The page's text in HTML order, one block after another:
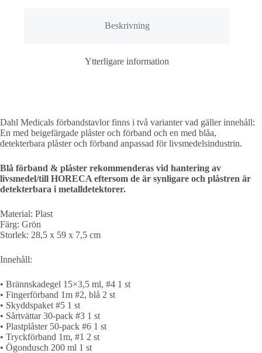
Beskrivning
Ytterligare information
Dahl Medicals förbandstavlor finns i två varianter vad gäller innehåll:
En med beigefärgade plåster och förband och en med blåa,
detekterbara plåster och förband anpassad för livsmedelsindustrin.
Blå förband & plåster rekommenderas vid hantering av
livsmedel/till HORECA eftersom de är synligare och plåstren är
detekterbara i metalldetektorer.
Material: Plast
Färg: Grön
Storlek: 28,5 x 59 x 7,5 cm
Innehåll:
• Brännskadegel 15×3,5 ml, #4 1 st
• Fingerförband 1m #2, blå 2 st
• Skyddspaket #5 1 st
• Sårtvättar 30-pack #3 1 st
• Plastplåster 50-pack #6 1 st
• Tryckförband 1m, #1 2 st
• Ögondusch 200 ml 1 st